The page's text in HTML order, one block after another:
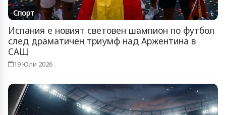
Спорт
Испания е новият световен шампион по футбол
след драматичен триумф над Аржентина в
САЩ
19 Юли 2026